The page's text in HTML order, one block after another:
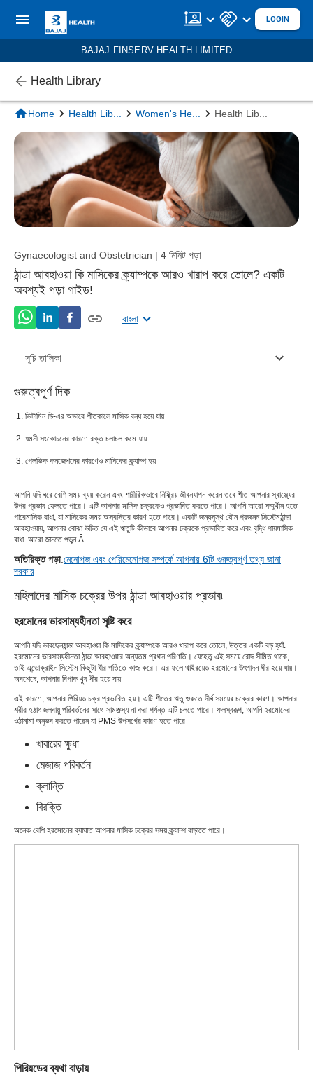
LOGIN
BAJAJ FINSERV HEALTH LIMITED
Health Library
Home Health Lib Women's He Health Lib
Gynaecologist and Obstetrician | 4 মিনিট পড়া
ঠান্ডা আবহাওয়া কি মাসিকের ক্র্যাম্পকে আরও খারাপ করে তোলে? একটি
অবশ্যই পড়া গাইড!
বাংলা
সূচি তালিকা
গুরুত্বপূর্ণ দিক
ভিটামিন ডি-এর অভাবে শীতকালে মাসিক বন্ধ হয়ে যায়
ধমনী সংকোচনের কারণে রক্ত ​​চলাচল কমে যায়
পেলভিক কনজেশনের কারণেও মাসিকের ক্র্যাম্প হয়
আপনি যদি ঘরে বেশি সময় ব্যয় করেন এবং শারীরিকভাবে নিষ্ক্রিয় জীবনযাপন করেন তবে শীত আপনার স্বাস্থ্যের
উপর প্রভাব ফেলতে পারে। এটি আপনার মাসিক চক্রকেও প্রভাবিত করতে পারে। আপনি আরো সম্মুখীন হতে
পারেমাসিক বাধা, যা মাসিকের সময় অস্বস্তির কারণ হতে পারে। একটি জন্যসুস্থ যৌন প্রজনন সিস্টেমঠান্ডা
আবহাওয়ায়, আপনার বোঝা উচিত যে এই ঋতুটি কীভাবে আপনার চক্রকে প্রভাবিত করে এবং বৃদ্ধি পায়মাসিক
বাধা. আরো জানতে পড়ুন.Â
অতিরিক্ত পড়া:মেনোপজ এবং পেরিমেনোপজ সম্পর্কে আপনার 6টি গুরুত্বপূর্ণ তথ্য জানা
দরকার
মহিলাদের মাসিক চক্রের উপর ঠান্ডা আবহাওয়ার প্রভাব৷
হরমোনের ভারসাম্যহীনতা সৃষ্টি করে
আপনি যদি ভাবছেনঠান্ডা আবহাওয়া কি মাসিকের ক্র্যাম্পকে আরও খারাপ করে তোলে , উত্তর একটি বড় হ্যাঁ.
হরমোনের ভারসাম্যহীনতা ঠান্ডা আবহাওয়ার অন্যতম প্রধান পরিণতি। যেহেতু এই সময়ে রোদ সীমিত থাকে,
তাই এন্ডোক্রাইন সিস্টেম কিছুটা ধীর গতিতে কাজ করে। এর ফলে থাইরয়েড হরমোনের উৎপাদন ধীর হয়ে যায়।
অবশেষে, আপনার বিপাক খুব ধীর হয়ে যায়
এই কারণে, আপনার পিরিয়ড চক্র প্রভাবিত হয়। এটি শীতের ঋতু শুরুতে দীর্ঘ সময়ের চক্রের কারণ। আপনার
শরীর হঠাৎ জলবায়ু পরিবর্তনের সাথে সামঞ্জস্য না করা পর্যন্ত এটি চলতে পারে। ফলস্বরূপ, আপনি হরমোনের
ওঠানামা অনুভব করতে পারেন যা PMS উপসর্গের কারণ হতে পারে
খাবারের ক্ষুধা
মেজাজ পরিবর্তন
ক্লান্তি
বিরক্তি
অনেক বেশি হরমোনের ব্যাঘাত আপনার মাসিক চক্রের সময় ক্র্যাম্প বাড়াতে পারে।
পিরিয়ডের ব্যথা বাড়ায়